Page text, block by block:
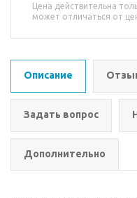
Цена действительна
может отличаться от
Описание
Задать вопрос
Дополнительно